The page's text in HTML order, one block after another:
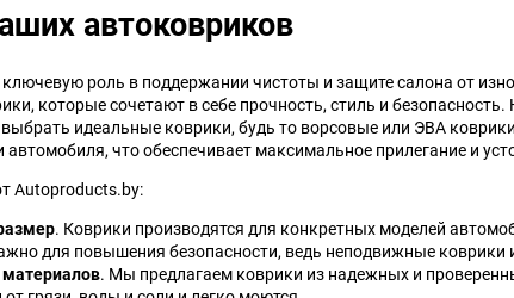
автоковриков
роль в поддержании чистоты и защите салона от
которые сочетают в себе прочность, стиль и
идеальные коврики, будь то ворсовые или ЭВА
что обеспечивает максимальное прилегание и
Autoproducts.by:
. Коврики производятся для конкретных моделей
для повышения безопасности, ведь неподвижные коврики
материалов. Мы предлагаем коврики из надежных и